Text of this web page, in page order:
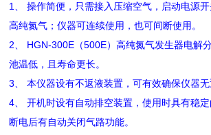
1、 操作简便，只需接入压缩空气，启动电源
高纯氮气；仪器可连续使用，也可间断使用。
2、 HGN-300E（500E）高纯氮气发生器电解
池温低，且寿命更长。
3、 本仪器设有不返液装置，可有效确保仪器无
4、 开机时设有自动排空装置，使用时具有稳定
断电后有自动关闭气路功能。